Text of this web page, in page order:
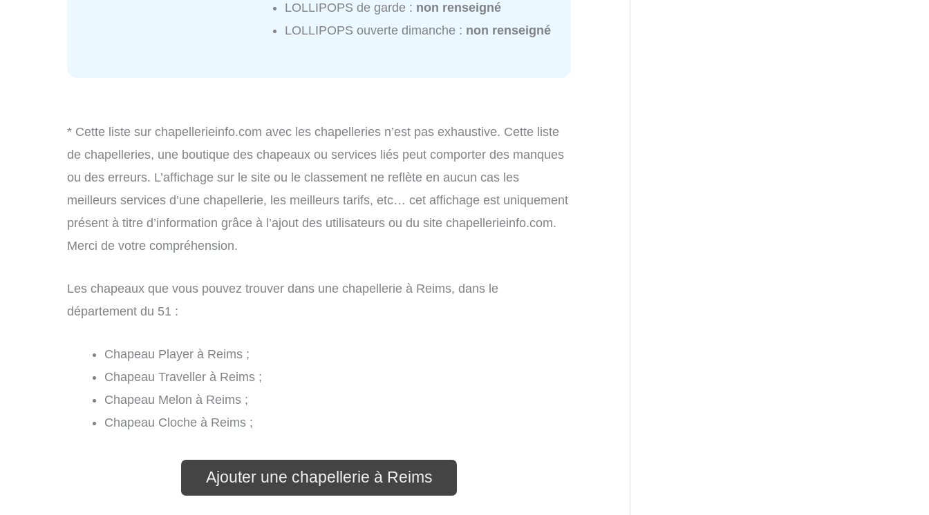
LOLLIPOPS de garde : non renseigné
LOLLIPOPS ouverte dimanche : non renseigné
* Cette liste sur chapellerieinfo.com avec les chapelleries n’est pas exhaustive. Cette liste
de chapelleries, une boutique des chapeaux ou services liés peut comporter des manques
ou des erreurs. L’affichage sur le site ou le classement ne reflète en aucun cas les
meilleurs services d’une chapellerie, les meilleurs tarifs, etc… cet affichage est uniquement
présent à titre d’information grâce à l’ajout des utilisateurs ou du site chapellerieinfo.com.
Merci de votre compréhension.
Les chapeaux que vous pouvez trouver dans une chapellerie à Reims, dans le
département du 51 :
Chapeau Player à Reims ;
Chapeau Traveller à Reims ;
Chapeau Melon à Reims ;
Chapeau Cloche à Reims ;
Ajouter une chapellerie à Reims